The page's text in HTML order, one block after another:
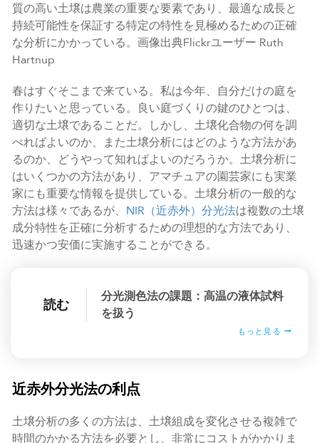
質の高い土壌は農業の重要な要素であり、最適な成長と
持続可能性を保証する特定の特性を見極めるための正確
な分析にかかっている。画像出典Flickrユーザー Ruth
Hartnup
春はすぐそこまで来ている。私は今年、自分だけの庭を
作りたいと思っている。良い庭づくりの鍵のひとつは、
適切な土壌であることだ。しかし、土壌化合物の何を調
べればよいのか、また土壌分析にはどのような方法があ
るのか、どうやって知ればよいのだろうか。土壌分析に
はいくつかの方法があり、アマチュアの園芸家にも実業
家にも重要な情報を提供している。土壌分析の一般的な
方法は様々であるが、 NIR（近赤外）分光法は複数の土壌
成分特性を正確に分析するための理想的な方法であり、
迅速かつ安価に実施することができる。
読む
分光測色法の課題：高温の液体試料
を扱う
もっと見る
近赤外分光法の利点
土壌分析の多くの方法は、土壌組成を変化させる複雑で
時間のかかる方法を必要とし、非常にコストがかかりま